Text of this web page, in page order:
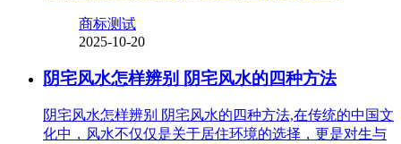
商标测试
2025-10-20
阴宅风水怎样辨别 阴宅风水的四种方法
阴宅风水怎样辨别 阴宅风水的四种方法,在传统的中国文
化中，风水不仅仅是关于居住环境的选择，更是对生与